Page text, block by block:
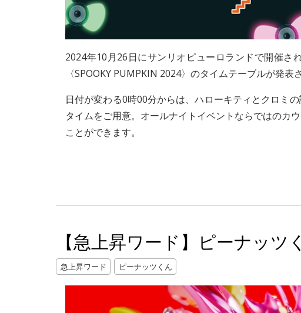
2024年10月26日にサンリオピューロランドで開催さ
〈SPOOKY PUMPKIN 2024〉のタイムテーブルが発表
日付が変わる0時00分からは、ハローキティとクロミ
タイムをご用意。オールナイトイベントならではのカ
ことができます。
【急上昇ワード】ピーナッツ
急上昇ワード ピーナッツくん